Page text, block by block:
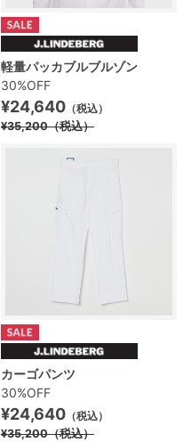
軽量パッカブルブルゾン
30%OFF
¥24,640 （税込）
¥35,200（税込）
カーゴパンツ
30%OFF
¥24,640 （税込）
¥35,200（税込）